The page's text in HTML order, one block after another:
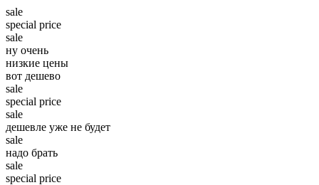
sale
special price
sale
ну очень
низкие цены
вот дешево
sale
special price
sale
дешевле уже не будет
sale
надо брать
sale
special price